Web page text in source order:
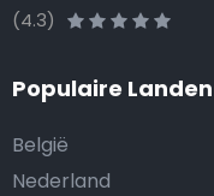
(4.3)
Populaire Landen
België
Nederland